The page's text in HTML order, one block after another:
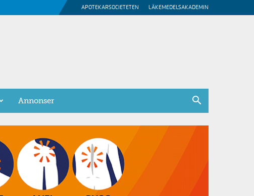
APOTEKARSOCIETETEN LÄKEMEDELSAKADEMIN
Annonser